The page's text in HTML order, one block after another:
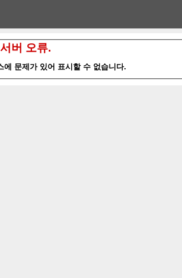
버 오류.
에 문제가 있어 표시할 수 없습니다.